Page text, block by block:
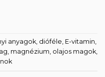
anyagok, dióféle, E-vitamin,
, magnézium, olajos magok,